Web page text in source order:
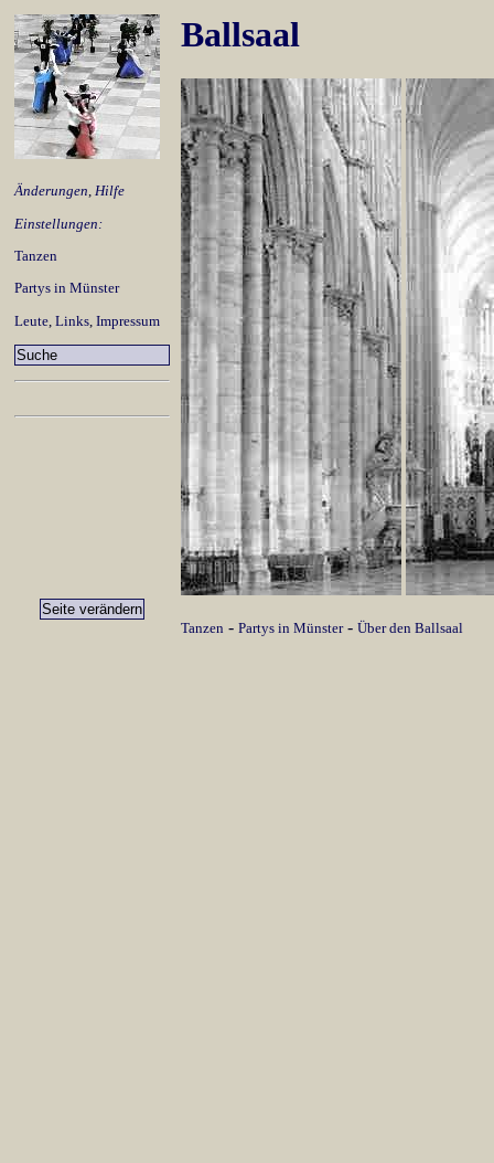
Änderungen, Hilfe
Einstellungen:
Tanzen
Partys in Münster
Leute Links Impressum
Ballsaal
Tanzen - Partys in Münster- Über den Ballsaal